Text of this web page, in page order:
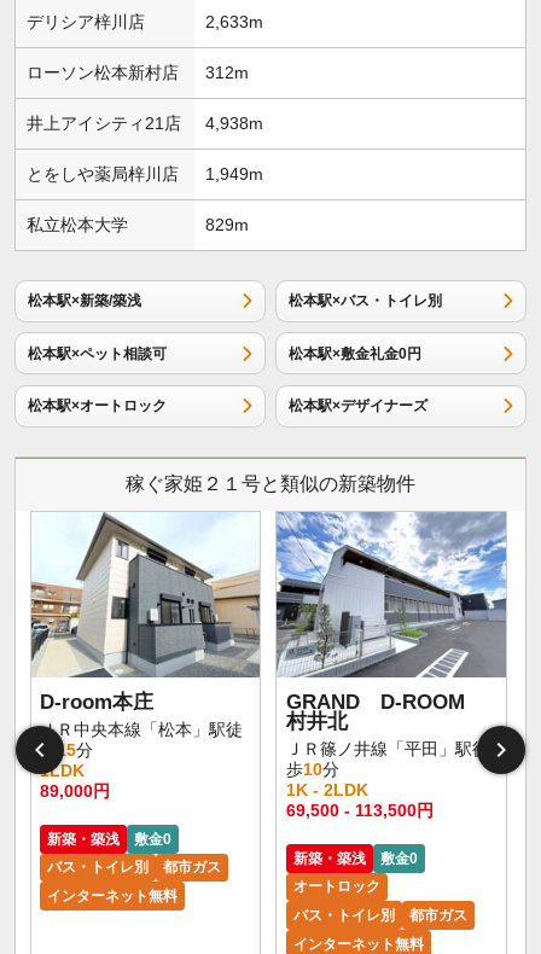
デリシア梓川店 2,633m
ローソン松本新村店 312m
井上アイシティ21店 4,938m
とをしや薬局梓川店 1,949m
私立松本大学 829m
松本駅×新築/築浅 松本駅×バス・トイレ別
松本駅×ペット相談可 松本駅×敷金礼金0円
松本駅×オートロック 松本駅×デザイナーズ
稼ぐ家姫２１号と類似の新築物件
D-room本庄
ＪＲ中央本線「松本」駅徒
歩
15分
1LDK
89,000円
新築・築浅
敷金0
バス・トイレ別
都市ガス
インターネット無料
GRAND D-ROOM
村井北
ＪＲ篠ノ井線「平田」駅徒
歩10分
1K - 2LDK
69,500 - 113,500円
新築・築浅
敷金0
オートロック
バス・トイレ別
都市ガス
インターネット無料